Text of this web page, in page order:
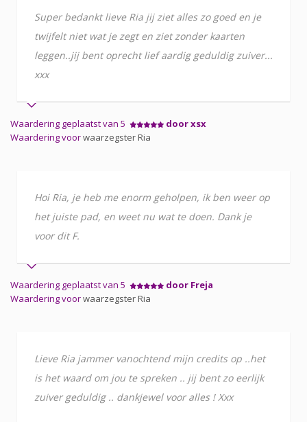
Super bedankt lieve Ria jij ziet alles zo goed en je
twijfelt niet wat je zegt en ziet zonder kaarten
leggen..jij bent oprecht lief aardig geduldig zuiver...
xxx
Waardering geplaatst van 5
door xsx
Waardering voorwaarzegster Ria
Hoi Ria, je heb me enorm geholpen, ik ben weer op
het juiste pad, en weet nu wat te doen. Dank je
voor dit F.
Waardering geplaatst van 5
door Freja
Waardering voorwaarzegster Ria
Lieve Ria jammer vanochtend mijn credits op ..het
is het waard om jou te spreken .. jij bent zo eerlijk
zuiver geduldig .. dankjewel voor alles ! Xxx